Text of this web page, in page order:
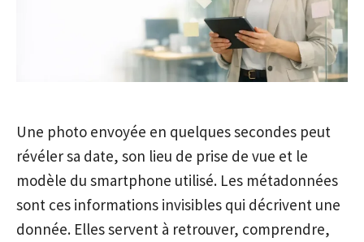
Une photo envoyée en quelques secondes peut
révéler sa date, son lieu de prise de vue et le
modèle du smartphone utilisé. Les métadonnées
sont ces informations invisibles qui décrivent une
donnée. Elles servent à retrouver, comprendre,